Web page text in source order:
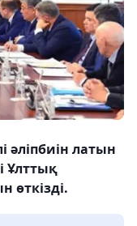
әліпбиін латын
Ұлттық
өткізді.